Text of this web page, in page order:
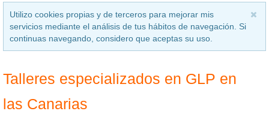
Utilizo cookies propias y de terceros para mejorar mis
servicios mediante el análisis de tus hábitos de navegación. Si
continuas navegando, considero que aceptas su uso.
Talleres especializados en GLP en
las Canarias